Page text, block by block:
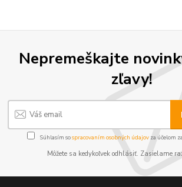
Nepremeškajte
zľavy!
Súhlasím sospracovaním osobných údajov za účelom
Môžete sa kedykoľvek odhlásiť. Zasielame